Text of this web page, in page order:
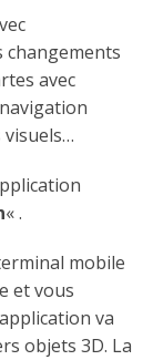
avec
« .
mobile
et vous
va
objets 3D. La